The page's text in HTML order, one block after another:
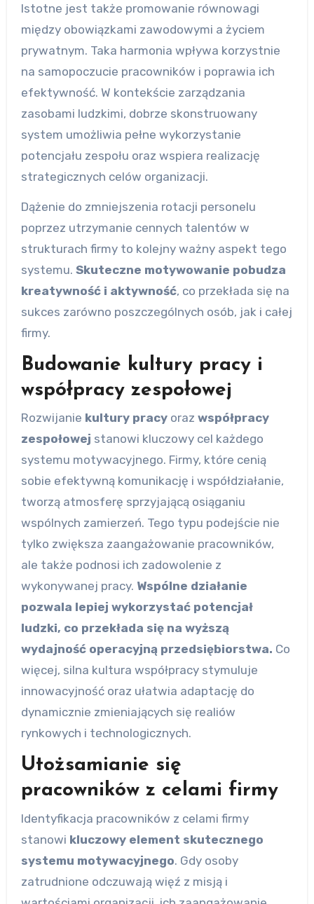
Istotne jest także promowanie równowagi
między obowiązkami zawodowymi a życiem
prywatnym. Taka harmonia wpływa korzystnie
na samopoczucie pracowników i poprawia ich
efektywność. W kontekście zarządzania
zasobami ludzkimi, dobrze skonstruowany
system umożliwia pełne wykorzystanie
potencjału zespołu oraz wspiera realizację
strategicznych celów organizacji.
Dążenie do zmniejszenia rotacji personelu
poprzez utrzymanie cennych talentów w
strukturach firmy to kolejny ważny aspekt tego
systemu. Skuteczne motywowanie pobudza
kreatywność i aktywność, co przekłada się na
sukces zarówno poszczególnych osób, jak i całej
firmy.
Budowanie kultury pracy i
współpracy zespołowej
Rozwijanie kultury pracyoraz współpracy
zespołowej stanowi kluczowy cel każdego
systemu motywacyjnego. Firmy, które cenią
sobie efektywną komunikację i współdziałanie,
tworzą atmosferę sprzyjającą osiąganiu
wspólnych zamierzeń. Tego typu podejście nie
tylko zwiększa zaangażowanie pracowników,
ale także podnosi ich zadowolenie z
wykonywanej pracy. Wspólne działanie
pozwala lepiej wykorzystać potencjał
ludzki, co przekłada się na wyższą
wydajność operacyjną przedsiębiorstwa. Co
więcej, silna kultura współpracy stymuluje
innowacyjność oraz ułatwia adaptację do
dynamicznie zmieniających się realiów
rynkowych i technologicznych.
Utożsamianie się
pracowników z celami firmy
Identyfikacja pracowników z celami firmy
stanowi kluczowy element skutecznego
systemu motywacyjnego. Gdy osoby
zatrudnione odczuwają więź z misją i